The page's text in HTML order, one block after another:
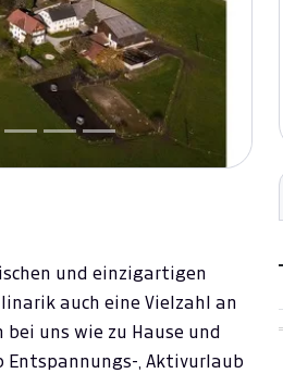
und einzigartigen
auch eine Vielzahl an
uns wie zu Hause und
, Aktivurlaub